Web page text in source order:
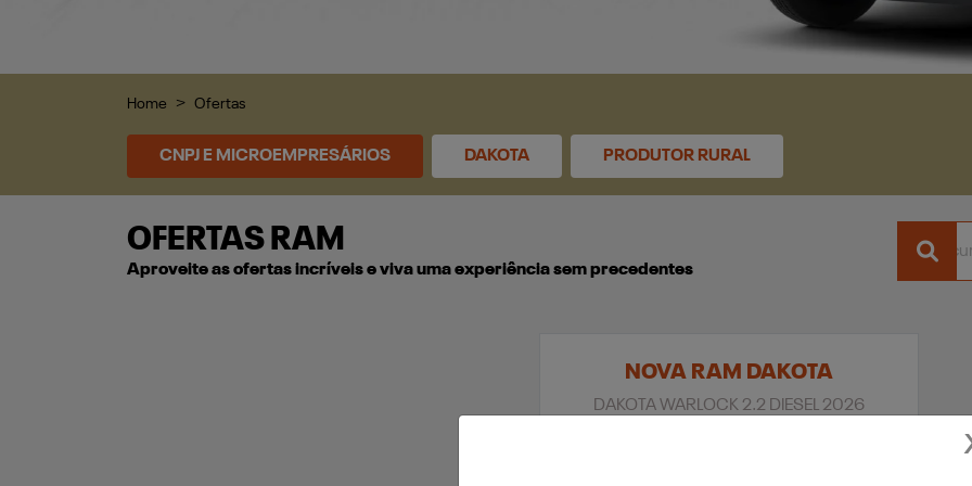
Home Ofertas
CNPJ E MICROEMPRESÁRIOS DAKOTA PRODUTOR RURAL
OFERTAS RAM
Aproveite as ofertas incríveis e viva uma experiência sem precedentes
NOVA RAM DAKOTA
DAKOTA WARLOCK 2.2 DIESEL 2026